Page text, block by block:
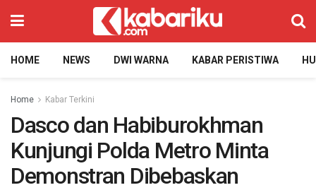
HOME NEWS DWI WARNA KABAR PERISTIWA
Home Kabar Terkini
Dasco dan Habiburokhman
Kunjungi Polda Metro Minta
Demonstran Dibebaskan